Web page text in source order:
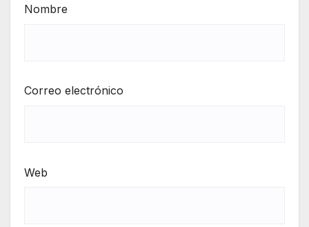
Nombre
Correo electrónico
Web